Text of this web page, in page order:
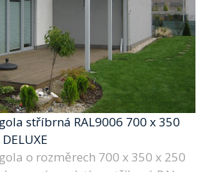
stříbrná RAL9006 700 x 350
o rozměrech 700 x 350 x 250